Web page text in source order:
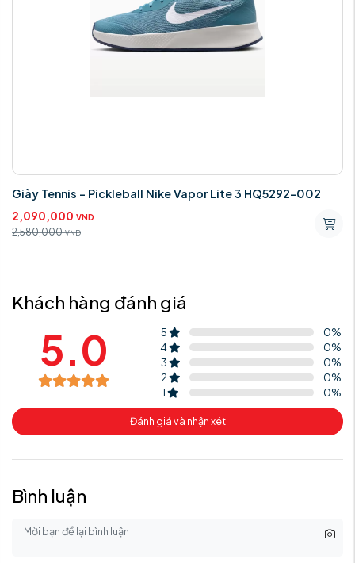
Giày Tennis - Pickleball Nike Vapor Lite 3 HQ5292-002
2,090,000 VND
2,580,000 VND
Khách hàng đánh giá
5.0 5 0%
4
0%
3
0%
2
0%
1
0%
Đánh giá và nhận xét
Bình luận